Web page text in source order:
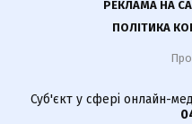
РЕКЛАМА НА
ПОЛІТИКА
Суб'єкт у сфері онлайн-